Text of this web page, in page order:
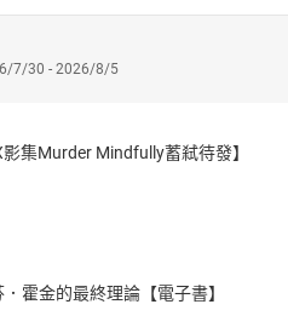
7/30 - 2026/8/5
集Murder Mindfully蓄弒待發】
霍金的最終理論【電子書】